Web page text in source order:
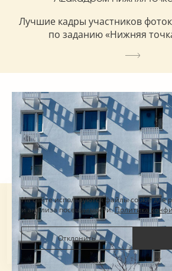
Лучшие кадры участников
по заданию «Нижняя
На сайте используются файлы cookie для
и анализа посещаемости.Политика
Отклонить